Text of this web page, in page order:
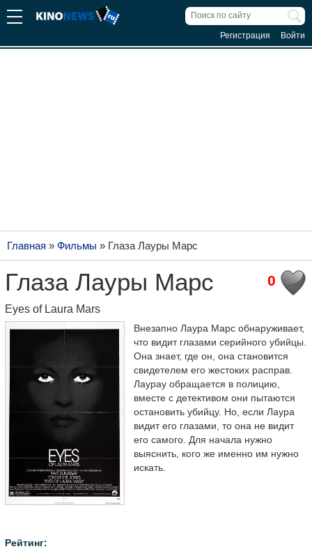
Регистрация Войти
Главная » Фильмы » Глаза Лауры Марс
0
Глаза Лауры Марс
Eyes of Laura Mars
Рейтинг:
Внезапно Лаура Марс обнаруживает,
что видит глазами серийного убийцы.
Она знает, где он, она становится
свидетелем его жестоких расправ.
Лаурау обращается в полицию,
вместе с детективом они пытаются
остановить убийцу. Но, если Лаура
видит его глазами, то она не видит
его самого. Для начала нужно
выяснить, кого же именно им нужно
искать.